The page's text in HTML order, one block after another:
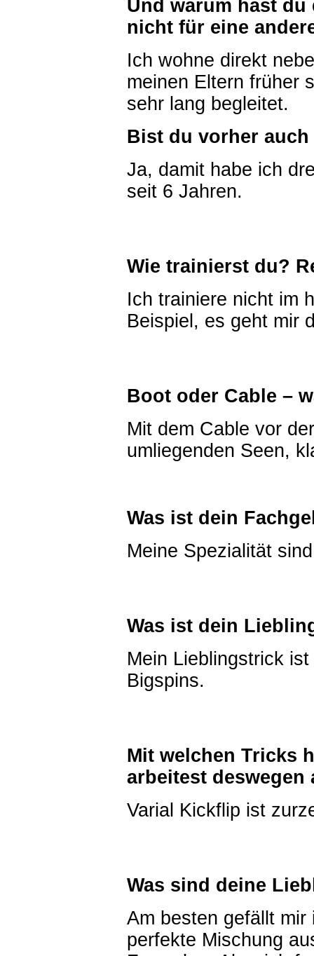
Und warum hast
nicht für eine
Ich wohne direkt
meinen Eltern früher
sehr lang begleitet.
Bist du vorher
Ja, damit habe ich
seit 6 Jahren.
Wie trainierst du?
Ich trainiere nicht im
Beispiel, es geht mir
Boot oder Cable –
Mit dem Cable vor
umliegenden Seen,
Was ist dein
Meine Spezialität
Was ist dein
Mein Lieblingstrick
Bigspins.
Mit welchen Tricks
arbeitest deswegen
Varial Kickflip ist
Was sind deine
Am besten gefällt mir
perfekte Mischung